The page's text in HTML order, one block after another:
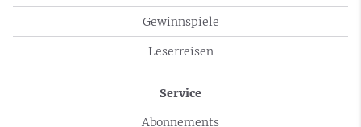
Gewinnspiele
Leserreisen
Service
Abonnements